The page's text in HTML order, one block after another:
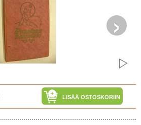
›
LISÄÄ OSTOSKORIIN